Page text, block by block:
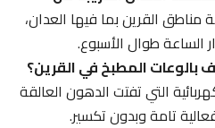
القرين بما فيها العدان،
طوال الأسبوع.
المطبخ في القرين؟
التي تفتت الدهون العالقة
تامة وبدون تكسير.